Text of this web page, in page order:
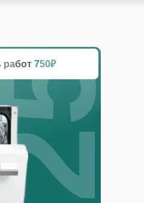
работ 750₽